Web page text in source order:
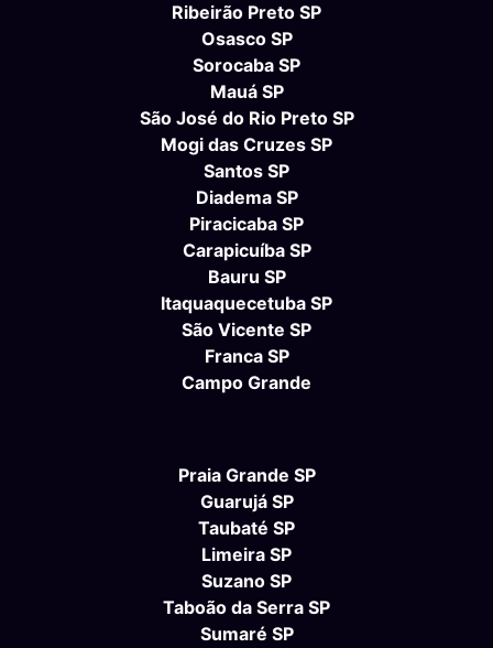
Ribeirão Preto SP
Osasco SP
Sorocaba SP
Mauá SP
São José do Rio Preto SP
Mogi das Cruzes SP
Santos SP
Diadema SP
Piracicaba SP
Carapicuíba SP
Bauru SP
Itaquaquecetuba SP
São Vicente SP
Franca SP
Campo Grande
Praia Grande SP
Guarujá SP
Taubaté SP
Limeira SP
Suzano SP
Taboão da Serra SP
Sumaré SP